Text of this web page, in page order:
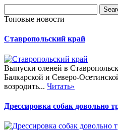
Топовые новости
Ставропольский край
Выпуски оленей в
Балкарской и Северо-
возродить... Читать»
Дрессировка собак довольно